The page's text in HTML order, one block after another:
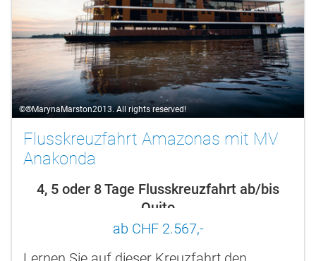
©®MarynaMarston2013. All rights reserved!
Flusskreuzfahrt Amazonas mit MV
Anakonda
4, 5 oder 8 Tage Flusskreuzfahrt ab/bis
Quito
ab CHF 2.567,-